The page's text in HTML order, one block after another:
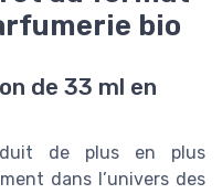
bio
de 33 ml en
de plus en plus
dans l’univers des